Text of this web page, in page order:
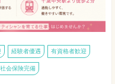
経験者優遇 有資格者歓迎
社会保険完備